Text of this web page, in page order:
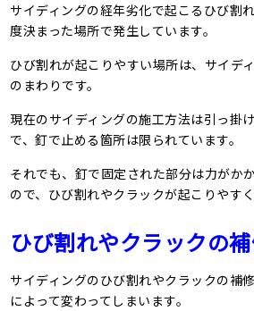
サイディングの経年劣化で起こるひび割
度決まった場所で発生しています。
ひび割れが起こりやすい場所は、サイデ
のまわりです。
現在のサイディングの施工方法は引っ掛
で、釘で止める箇所は限られています。
それでも、釘で固定された部分は力がか
ので、ひび割れやクラックが起こりやす
ひび割れやクラックの
サイディングのひび割れやクラックの補
によって変わってしまいます。